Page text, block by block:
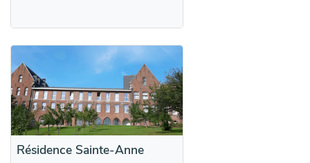
Résidence Sainte-Anne